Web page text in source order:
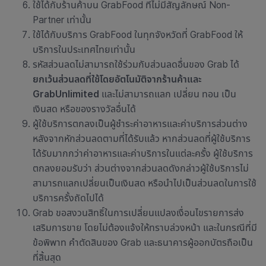
ใช้ได้กับร้านค้าบน GrabFood ที่ไม่มีสัญลักษณ์ Non-
Partner เท่านั้น
ใช้ได้กับบริการ GrabFood ในทุกจังหวัดที่ GrabFood ให้
บริการในประเทศไทยเท่านั้น
รหัสส่วนลดไม่สามารถใช้ร่วมกับส่วนลดอื่นของ Grab ได้
ยกเว้นส่วนลดที่ใช้โดยอัตโนมัติจากร้านค้าและ
GrabUnlimited และไม่สามารถแลก เปลี่ยน ทอน เป็น
เงินสด หรือของรางวัลอื่นได้
ผู้ใช้บริการตกลงเป็นผู้ชำระค่าอาหารและค่าบริการส่วนต่าง
หลังจากหักส่วนลดตามที่ได้รับแล้ว หากส่วนลดที่ผู้ใช้บริการ
ได้รับมากกว่าค่าอาหารและค่าบริการในแต่ละครั้ง ผู้ใช้บริการ
ตกลงยอมรับว่า ส่วนต่างจากส่วนลดดังกล่าวผู้ใช้บริการไม่
สามารถแลกเปลี่ยนเป็นเงินสด หรือนำไปเป็นส่วนลดในการใช้
บริการครั้งถัดไปได้
Grab ขอสงวนสิทธิ์ในการเปลี่ยนแปลงเงื่อนไขรายการส่ง
เสริมการขาย โดยไม่ต้องแจ้งให้ทราบล่วงหน้า และในกรณีที่มี
ข้อพิพาท คำตัดสินของ Grab และธนาคารผู้ออกบัตรถือเป็น
ที่สิ้นสุด